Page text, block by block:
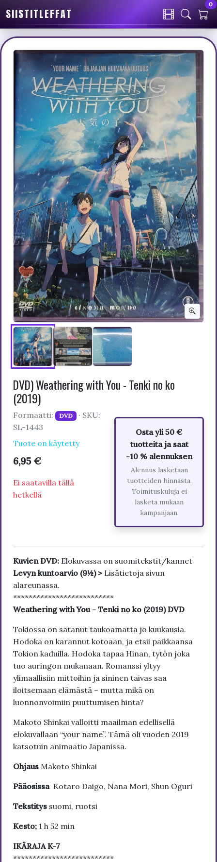
SIISTITLEFFAT
0
DVD) Weathering with You - Tenki no ko
(2019)
Formaatti: DVD · SKU:
SL-1443
Tuote on käytetty
6,95 €
Ei saatavilla tällä
hetkellä
Osta yli 50 €
tuotteita ja saat
-10 % alennuksen
Alennus lasketaan
tuotteiden hinnasta.
Toimituskuluja ei
lasketa mukaan
kampanjaan.
Kuvien DVD: Elokuvassa on suomitekstit/kannet
Levyn kuntoarvio (9½) > Lisätietoja sivun
alareunassa.
**************************
Weathering with You - Tenki no ko (2019) DVD
Tokiossa on satanut taukoamatta jo kuukausia.
Hodoka on karannut kotoaan, ja etsii paikkaansa
Tokion kaduilla. Hodoka tapaa Hinan, tytön joka
tuo auringon mukanaan. Romanssi yltyy
ylimaallisiin mittoihin ja sininen taivas saa
iloitsemaan elämästä – mutta mikä on
luonnonvoimiin puuttumisen hinta?
Makoto Shinkai valloitti maailman edellisellä
elokuvallaan “your name”. Tämä oli vuoden 2019
katsotuin animaatio Japanissa.
Ohjaus Makoto Shinkai
PääosissaKotaro Daigo, Nana Mori, Shun Oguri
Tekstitys suomi, ruotsi
Kesto; 1 h 52 min
IKÄRAJA K-7
**************************